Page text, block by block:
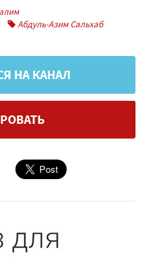
Абдуль-Азим Сальхаб
НА КАНАЛ